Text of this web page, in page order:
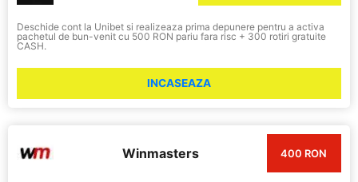
Deschide cont la Unibet si realizeaza prima depunere pentru a activa
pachetul de bun-venit cu 500 RON pariu fara risc + 300 rotiri gratuite
CASH.
INCASEAZA
Winmasters 400 RON